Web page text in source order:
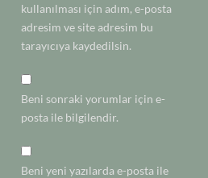
kullanılması için adım, e-posta
adresim ve site adresim bu
tarayıcıya kaydedilsin.
Beni sonraki yorumlar için e-
posta ile bilgilendir.
Beni yeni yazılarda e-posta ile